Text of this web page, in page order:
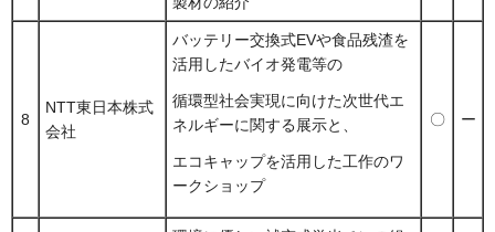
8
NTT東日本株式
会社
バッテリー交換式EVや食品残渣を
活用したバイオ発電等の
循環型社会実現に向けた次世代エ
ネルギーに関する展示と、
エコキャップを活用した工作のワ
ークショップ
〇 ー